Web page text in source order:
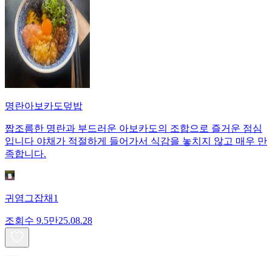
명란아보카도덮밥
짭조름한 명란과 부드러운 아보카도의 조합으로 즐거운 점심
입니다 야채가 적절하게 들어가서 식감을 놓치지 않고 매우 만
족합니다.
귀염그잡채1
조회수 9.5만25.08.28